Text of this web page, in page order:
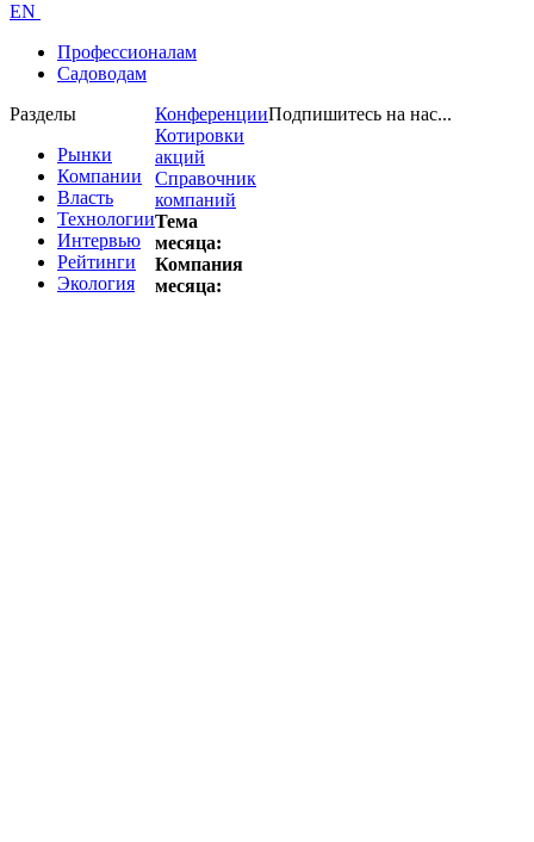
EN
Профессионалам
Садоводам
Разделы
Рынки
Компании
Власть
Технологии
Интервью
Рейтинги
Экология
Конференции
Котировки
акций
Справочник
компаний
Тема
месяца:
Компания
месяца:
Подпишитесь на нас...